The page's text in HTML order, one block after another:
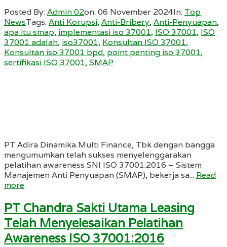
Posted By:Admin 02on:06 November 2024In: Top
NewsTags:Anti Korupsi,Anti-Bribery,Anti-Penyuapan,
apa itu smap, implementasi iso 37001, ISO 37001, ISO
37001 adalah, iso37001, Konsultan ISO 37001,
Konsultan iso 37001 bpd, point penting iso 37001,
sertifikasi ISO 37001,SMAP
PT Adira Dinamika Multi Finance, Tbk dengan bangga
mengumumkan telah sukses menyelenggarakan
pelatihan awareness SNI ISO 37001:2016 – Sistem
Manajemen Anti Penyuapan (SMAP), bekerja sa... Read
more
PT Chandra Sakti Utama Leasing
Telah Menyelesaikan Pelatihan
Awareness ISO 37001:2016